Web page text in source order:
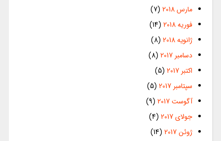
مارس 2018
(7)
فوریه 2018
(14)
ژانویه 2018
(8)
دسامبر 2017
(8)
اکتبر 2017
(5)
سپتامبر 2017
(5)
آگوست 2017
(9)
جولای 2017
(4)
ژوئن 2017
(14)